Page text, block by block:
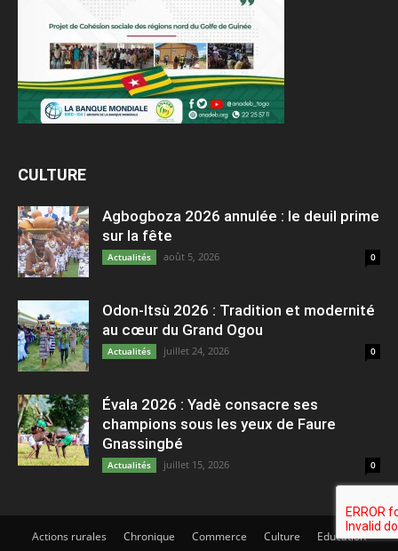
CULTURE
Agbogboza 2026 annulée : le deuil prime
sur la fête
Actualités août 5, 2026 0
Odon-Itsù 2026 : Tradition et modernité
au cœur du Grand Ogou
Actualités juillet 24, 2026 0
Évala 2026 : Yadè consacre ses
champions sous les yeux de Faure
Gnassingbé
Actualités juillet 15, 2026 0
Actions rurales Chronique Commerce Culture Education